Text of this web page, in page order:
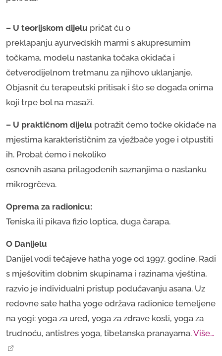
– U teorijskom dijelu pričat ću o
preklapanju ayurvedskih marmi s akupresurnim
točkama, modelu nastanka točaka okidača i
četverodijelnom tretmanu za njihovo uklanjanje.
Objasnit ću terapeutski pritisak i što se događa onima
koji trpe bol na masaži.
– U praktičnom dijelu potražit ćemo točke okidače na
mjestima karakterističnim za vježbače yoge i otpustiti
ih. Probat ćemo i nekoliko
osnovnih asana prilagođenih saznanjima o nastanku
mikrogrčeva.
​Oprema za radionicu:
Teniska ili pikava fizio loptica, duga čarapa.
O Danijelu
Danijel vodi tečajeve hatha yoge od 1997. godine. Radi
s mješovitim dobnim skupinama i razinama vještina,
razvio je individualni pristup podučavanju asana. Uz
redovne sate hatha yoge održava radionice temeljene
na yogi: yoga za ured, yoga za zdrave kosti, yoga za
trudnoću, antistres yoga, tibetanska pranayama.Više…